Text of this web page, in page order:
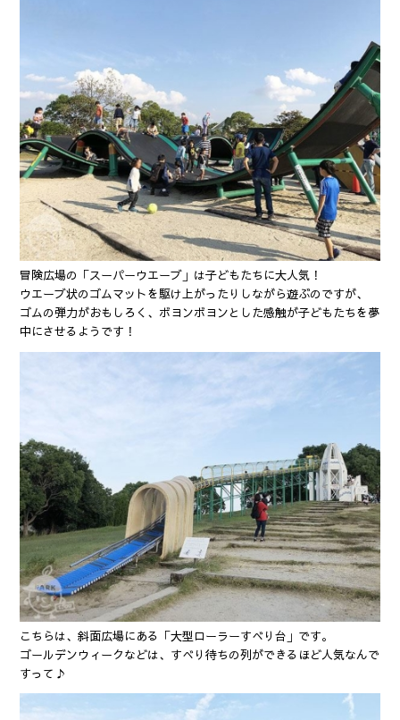
冒険広場の「スーパーウエーブ」は子どもたちに大人気！
ウエーブ状のゴムマットを駆け上がったりしながら遊ぶのですが、
ゴムの弾力がおもしろく、ボヨンボヨンとした感触が子どもたちを夢
中にさせるようです！
こちらは、斜面広場にある「大型ローラーすべり台」です。
ゴールデンウィークなどは、すべり待ちの列ができるほど人気なんで
すって♪